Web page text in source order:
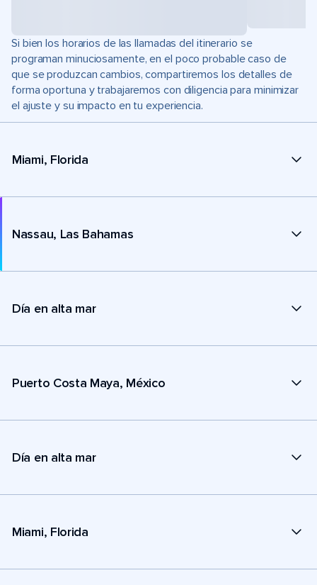
Si bien los horarios de las llamadas del itinerario se
programan minuciosamente, en el poco probable caso de
que se produzcan cambios, compartiremos los detalles de
forma oportuna y trabajaremos con diligencia para minimizar
el ajuste y su impacto en tu experiencia.
Miami, Florida
Nassau, Las Bahamas
Día en alta mar
Puerto Costa Maya, México
Día en alta mar
Miami, Florida